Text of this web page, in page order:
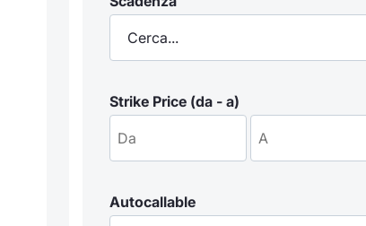
Strike Price (da - a)
Autocallable